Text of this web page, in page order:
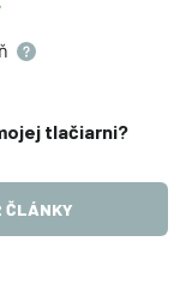
tlačiarni?
ČLÁNKY